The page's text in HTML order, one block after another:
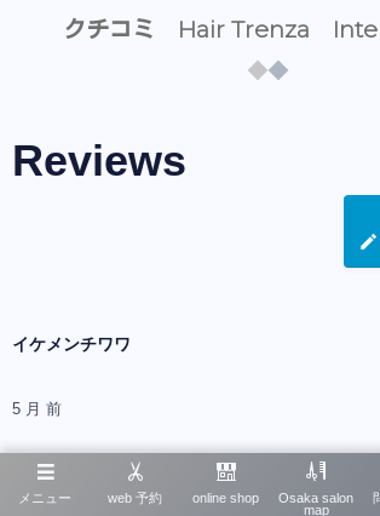
クチコミ Hair Trenza
Reviews
イケメンチワワ
5 月 前
メニュー web 予約 online shop
Osaka salon
map